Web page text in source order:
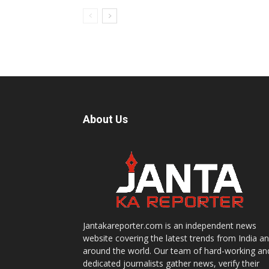
About Us
Jantakareporter.com is an independent news
website covering the latest trends from India
around the world. Our team of hard-working
dedicated journalists gather news, verify their